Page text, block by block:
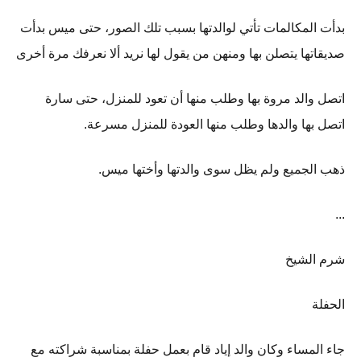
بدأت المكالمات تأتي لوالدتها بسبب تلك الصور، حتى ميس بدأت
صديقاتها يتصلن بها ومنهن من يقول لها نريد ألا نعرفك مرة أخرى
اتصل والد مروة بها وطلب منها أن تعود للمنزل، حتى سارة
اتصل بها والدها وطلب منها العودة للمنزل مسرعة.
ذهب الجميع ولم يظل سوى والدتها وأختها ميس.
...
شرم الشيخ
الحفلة
جاء المساء وكان والد إياد قام بعمل حفلة بمناسبة شراكته مع